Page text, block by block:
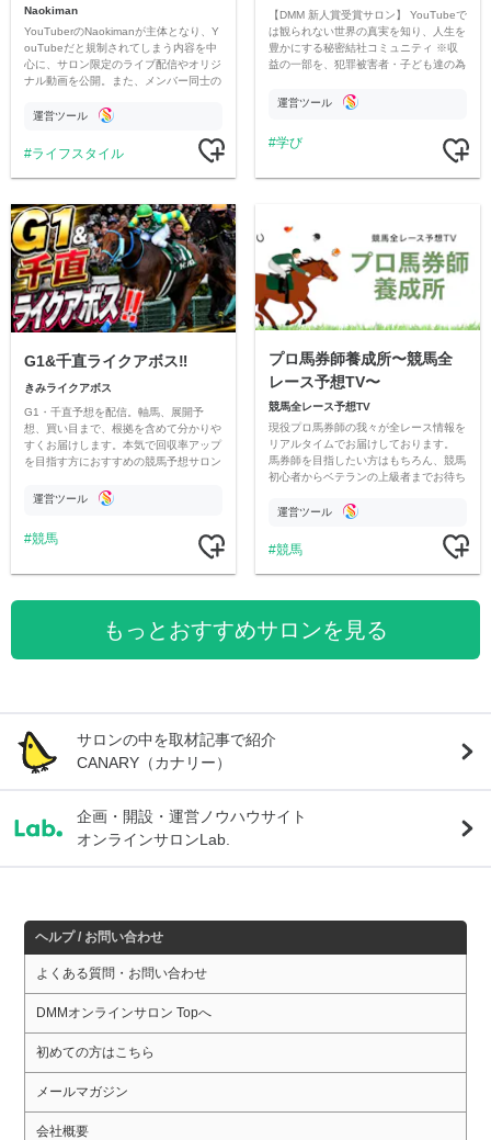
Naokiman
YouTuberのNaokimanが主体となり、Y
ouTubeだと規制されてしまう内容を中
心に、サロン限定のライブ配信やオリジ
ナル動画を公開。また、メンバー同士の
ただいています。
運営ツール
ライフスタイル
【DMM 新人賞受賞サロン】 YouTubeで
は観られない世界の真実を知り、人生を
豊かにする秘密結社コミュニティ ※収
益の一部を、犯罪被害者・子ども達の為
す運営ツール
学び
G1&千直ライクアボス‼️
きみライクアボス
G1・千直予想を配信。軸馬、展開予
想、買い目まで、根拠を含めて分かりや
すくお届けします。本気で回収率アップ
を目指す方におすすめの競馬予想サロン
運営ツール
競馬
プロ馬券師養成所〜競馬全
レース予想TV〜
競馬全レース予想TV
現役プロ馬券師の我々が全レース情報を
リアルタイムでお届けしております。
馬券師を目指したい方はもちろん、競馬
初心者からベテランの上級者までお待ち
運営ツール
競馬
もっとおすすめサロンを見る
サロンの中を取材記事で紹介
CANARY（カナリー）
企画・開設・運営ノウハウサイト
オンラインサロンLab.
ヘルプ / お問い合わせ
よくある質問・お問い合わせ
DMMオンラインサロン Topへ
初めての方はこちら
メールマガジン
会社概要